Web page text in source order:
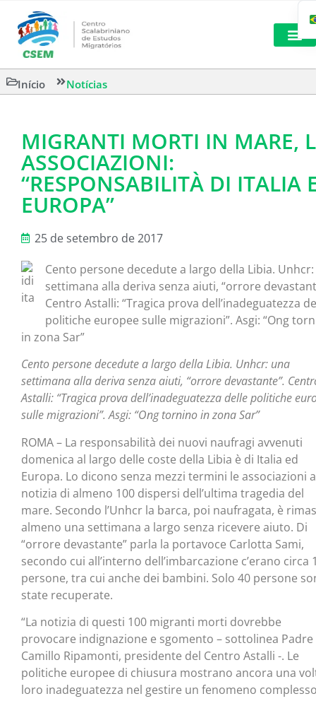
Início Notícias
MIGRANTI MORTI IN MARE,
ASSOCIAZIONI:
“RESPONSABILITÀ DI ITALIA
EUROPA”
25 de setembro de 2017
Cento persone decedute a largo della Libia.
settimana alla deriva senza aiuti, “orrore
Centro Astalli: “Tragica prova dell’inadeguatezza
politiche europee sulle migrazioni”. Asgi: “Ong
in zona Sar”
Cento persone decedute a largo della Libia. Unhcr: una
settimana alla deriva senza aiuti, “orrore devastante”.
Astalli: “Tragica prova dell’inadeguatezza delle politiche
sulle migrazioni”. Asgi: “Ong tornino in zona Sar”
ROMA – La responsabilità dei nuovi naufragi avvenuti
domenica al largo delle coste della Libia è di Italia ed
Europa. Lo dicono senza mezzi termini le associazioni
notizia di almeno 100 dispersi dell’ultima tragedia del
mare. Secondo l’Unhcr la barca, poi naufragata, è
almeno una settimana a largo senza ricevere aiuto. Di
“orrore devastante” parla la portavoce Carlotta Sami,
secondo cui all’interno dell’imbarcazione c’erano circa
persone, tra cui anche dei bambini. Solo 40 persone
state recuperate.
“La notizia di questi 100 migranti morti dovrebbe
provocare indignazione e sgomento – sottolinea Padre
Camillo Ripamonti, presidente del Centro Astalli -. Le
politiche europee di chiusura mostrano ancora una
loro inadeguatezza nel gestire un fenomeno